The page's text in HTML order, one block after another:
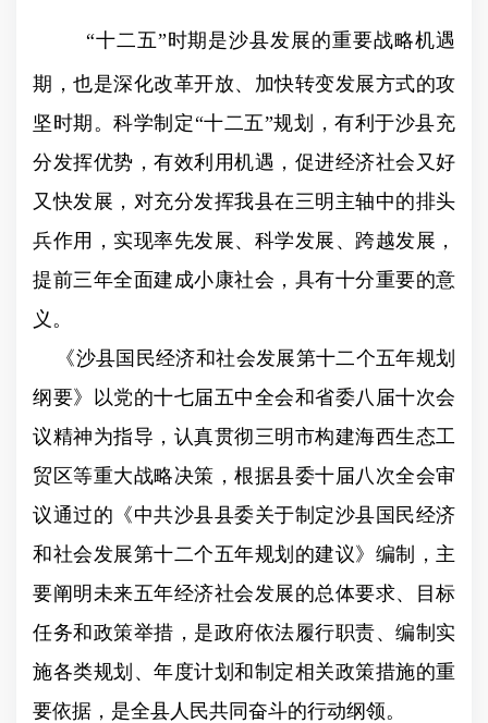
“十二五”时期是沙县发展的重要战略机遇
期，也是深化改革开放、加快转变发展方式的攻
坚时期。科学制定“十二五”规划，有利于沙县充
分发挥优势，有效利用机遇，促进经济社会又好
又快发展，对充分发挥我县在三明主轴中的排头
兵作用，实现率先发展、科学发展、跨越发展，
提前三年全面建成小康社会，具有十分重要的意
义。
《沙县国民经济和社会发展第十二个五年规划
纲要》以党的十七届五中全会和省委八届十次会
议精神为指导，认真贯彻三明市构建海西生态工
贸区等重大战略决策，根据县委十届八次全会审
议通过的《中共沙县县委关于制定沙县国民经济
和社会发展第十二个五年规划的建议》编制，主
要阐明未来五年经济社会发展的总体要求、目标
任务和政策举措，是政府依法履行职责、编制实
施各类规划、年度计划和制定相关政策措施的重
要依据，是全县人民共同奋斗的行动纲领。